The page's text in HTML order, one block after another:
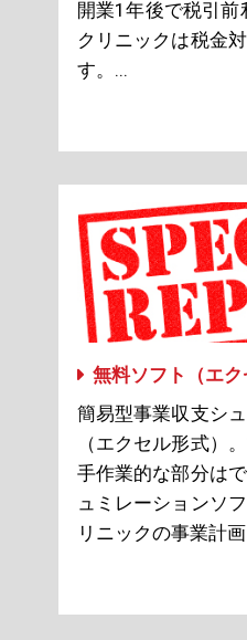
開業1年後で税引
クリニックは税金
す。...
無料ソフト（エク
簡易型事業収支シ
（エクセル形式）
手作業的な部分は
ュミレーションソ
リニックの事業計画